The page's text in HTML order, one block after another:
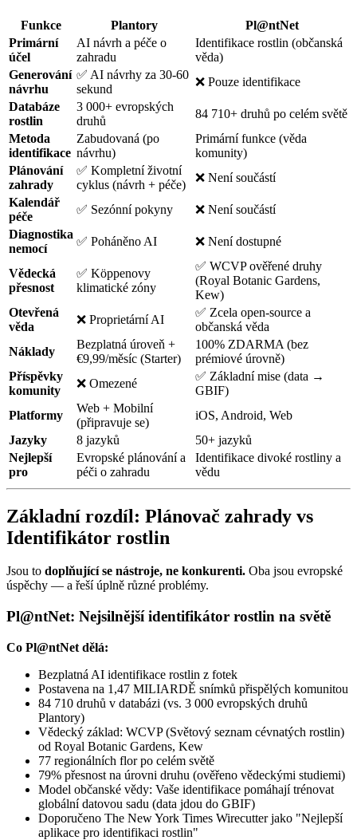
Funkce Plantory
Pl@ntNet
Primární
účel
AI návrh a péče o
zahradu
Identifikace rostlin (občanská
věda)
Generování
návrhu
✅ AI návrhy za 30-60
sekund
❌ Pouze identifikace
Databáze
rostlin
3 000+ evropských
druhů
84 710+ druhů po celém světě
Metoda
identifikace
Zabudovaná (po
návrhu)
Primární funkce (věda
komunity)
Plánování
zahrady
✅ Kompletní životní
cyklus (návrh + péče)
❌ Není součástí
Kalendář
péče
✅ Sezónní pokyny
❌ Není součástí
Diagnostika
nemocí
✅ Poháněno AI ❌ Není dostupné
Vědecká
přesnost
✅ Köppenovy
klimatické zóny
✅ WCVP ověřené druhy
(Royal Botanic Gardens,
Kew)
Otevřená
věda
❌ Proprietární AI
✅ Zcela open-source a
občanská věda
Náklady
Bezplatná úroveň +
€9,99/měsíc (Starter)
100% ZDARMA (bez
prémiové úrovně)
Příspěvky
komunity
❌ Omezené
✅ Základní mise (data →
GBIF)
Platformy
Web + Mobilní
(připravuje se)
iOS, Android, Web
Jazyky
8 jazyků
50+ jazyků
Nejlepší
pro
Evropské plánování a
péči o zahradu
Identifikace divoké rostliny a
vědu
Základní rozdíl: Plánovač zahrady vs
Identifikátor rostlin
Jsou to doplňující se nástroje, ne konkurenti. Oba jsou evropské
úspěchy — a řeší úplně různé problémy.
Pl@ntNet: Nejsilnější identifikátor rostlin na světě
Co Pl@ntNet dělá:
Bezplatná AI identifikace rostlin z fotek
Postavena na 1,47 MILIARDĚ snímků přispělých komunitou
84 710 druhů v databázi (vs. 3 000 evropských druhů
Plantory)
Vědecký základ: WCVP (Světový seznam cévnatých rostlin)
od Royal Botanic Gardens, Kew
77 regionálních flor po celém světě
79% přesnost na úrovni druhu (ověřeno vědeckými studiemi)
Model občanské vědy: Vaše identifikace pomáhají trénovat
globální datovou sadu (data jdou do GBIF)
Doporučeno The New York Times Wirecutter jako "Nejlepší
aplikace pro identifikaci rostlin"